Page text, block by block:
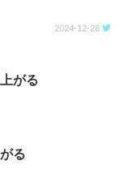
2024-12-26
がる
る